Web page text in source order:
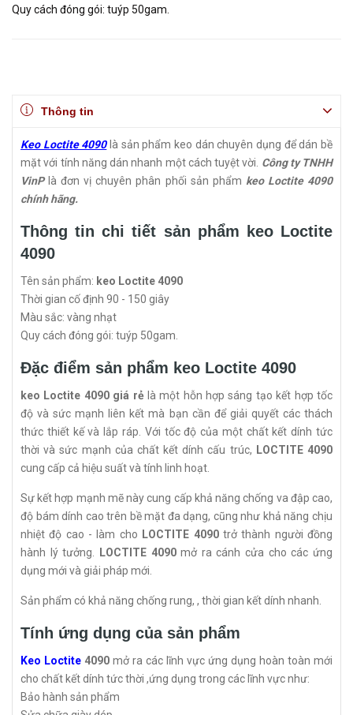
Quy cách đóng gói: tuýp 50gam.
Thông tin
Keo Loctite 4090là sản phẩm keo dán chuyên dụng để dán bề
mặt với tính năng dán nhanh một cách tuyệt vời. Công ty TNHH
VinPlà đơn vị chuyên phân phối sản phẩm keo Loctite 4090
chính hãng.
Thông tin chi tiết sản phẩm keo Loctite
4090
Tên sản phẩm: keo Loctite 4090
Thời gian cố định 90 - 150 giây
Màu sắc: vàng nhạt
Quy cách đóng gói: tuýp 50gam.
Đặc điểm sản phẩm keo Loctite 4090
keo Loctite 4090 giá rẻlà một hỗn hợp sáng tạo kết hợp tốc
độ và sức mạnh liên kết mà bạn cần để giải quyết các thách
thức thiết kế và lắp ráp. Với tốc độ của một chất kết dính tức
thời và sức mạnh của chất kết dính cấu trúc, LOCTITE 4090
cung cấp cả hiệu suất và tính linh hoạt.
Sự kết hợp mạnh mẽ này cung cấp khả năng chống va đập cao,
độ bám dính cao trên bề mặt đa dạng, cũng như khả năng chịu
nhiệt độ cao - làm cho LOCTITE 4090trở thành người đồng
hành lý tưởng.
LOCTITE 4090mở ra cánh cửa cho các ứng
dụng mới và giải pháp mới.
Sản phẩm có khả năng chống rung, , thời gian kết dính nhanh.
Tính ứng dụng của sản phẩm
Keo Loctite 4090 mở ra các lĩnh vực ứng dụng hoàn toàn mới
cho chất kết dính tức thời ,ứng dụng trong các lĩnh vực như:
Bảo hành sản phẩm